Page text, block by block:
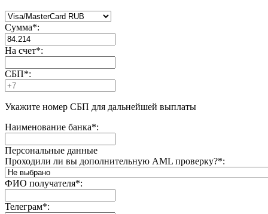
Сумма*:
На счет*:
СБП*:
Укажите номер СБП для дальнейшей выплаты
Наименование банка*:
Персональные данные
Проходили ли вы дополнительную AML проверку?*:
ФИО получателя*:
Телеграм*: